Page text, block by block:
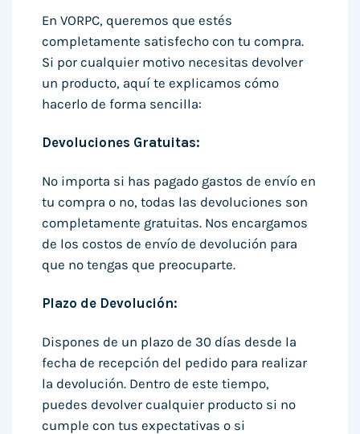
En VORPC, queremos que estés
completamente satisfecho con tu compra.
Si por cualquier motivo necesitas devolver
un producto, aquí te explicamos cómo
hacerlo de forma sencilla:
Devoluciones Gratuitas:
No importa si has pagado gastos de envío en
tu compra o no, todas las devoluciones son
completamente gratuitas. Nos encargamos
de los costos de envío de devolución para
que no tengas que preocuparte.
Plazo de Devolución:
Dispones de un plazo de 30 días desde la
fecha de recepción del pedido para realizar
la devolución. Dentro de este tiempo,
puedes devolver cualquier producto si no
cumple con tus expectativas o si